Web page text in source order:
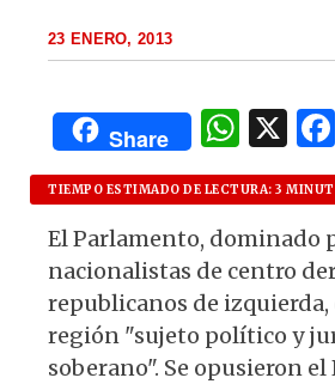
23 ENERO, 2013
Share
W
h
at
s
A
p
p
X
TIEMPO ESTIMADO DE LECTURA: 3
El Parlamento, dominado
nacionalistas de centro
republicanos de izquierda,
región "sujeto político y
soberano". Se opusieron el